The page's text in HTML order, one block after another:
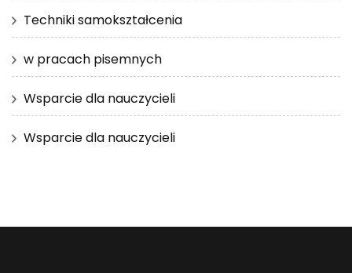
Techniki samokształcenia
w pracach pisemnych
Wsparcie dla nauczycieli
Wsparcie dla nauczycieli